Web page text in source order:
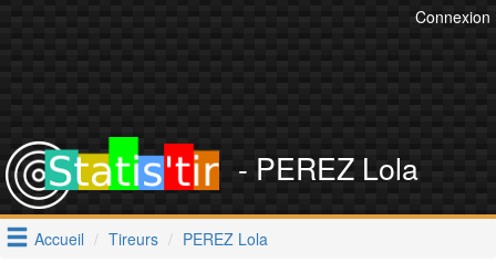
Connexion
- PEREZ Lola
Accueil Tireurs PEREZ Lola